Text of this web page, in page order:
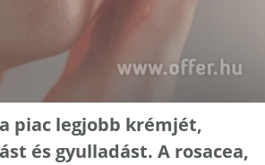
piac legjobb krémjét,
és gyulladást. A rosacea,